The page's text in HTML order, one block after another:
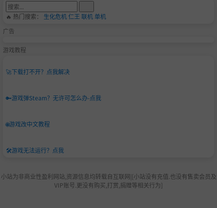
🔥 热门搜索： 生化危机仁王 联机单机
广告
游戏教程
🚀下载打不开？点我解决
🔑游戏弹Steam？无许可怎么办-点我
🌐游戏改中文教程
🛠️游戏无法运行？点我
小站为非商业性盈利网站,资源信息均转载自互联网|[小站没有充值.也没有售卖会员及
VIP账号.更没有购买,打赏,捐赠等相关行为]